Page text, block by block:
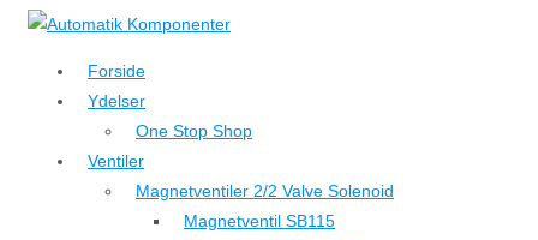
↓
hovedindhold
Forside
Ydelser
One Stop Shop
Ventiler
Magnetventiler 2/2 Valve Solenoid
Magnetventil SB115